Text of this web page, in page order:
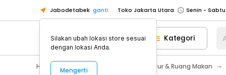
Jabodetabek ganti Toko Jakarta Utara
Toko Tangerang
Toko Cikupa
Pick n Go Jakarta Barat
Senin -
Pick n Go Bekasi
Senin - Jumat
Kategori
Home Appliance Perlengkapan Dapur & Ruang Makan
Silakan ubah lokasi store sesuai
dengan lokasi Anda.
Mengerti